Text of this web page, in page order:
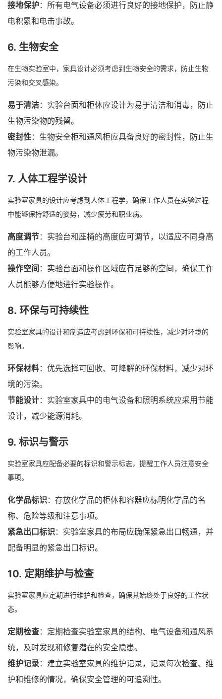
接地保护：所有电气设备必须进行良好的接地保护，防止静
电积累和电击事故。
6. 生物安全
在生物实验室中，家具设计必须考虑到生物安全的需求，防止生物
污染和交叉感染。
易于清洁：实验台面和柜体应设计为易于清洁和消毒，防止
生物污染物的残留。
密封性：生物安全柜和通风柜应具备良好的密封性，防止生
物污染物泄漏。
7. 人体工程学设计
实验室家具的设计应考虑到人体工程学，确保工作人员在实验过程
中能够保持舒适的姿势，减少疲劳和职业病。
高度调节：实验台和座椅的高度应可调节，以适应不同身高
的工作人员。
操作空间 ：实验台面和操作区域应有足够的空间，确保工作
人员能够方便地进行实验操作。
8. 环保与可持续性
实验室家具的设计和制造应考虑到环保和可持续性，减少对环境的
影响。
环保材料：优先选择可回收、可降解的环保材料，减少对环
境的污染。
节能设计：实验室家具中的电气设备和照明系统应采用节能
设计，减少能源消耗。
9. 标识与警示
实验室家具应配备必要的标识和警示标志，提醒工作人员注意安全
事项。
化学品标识 ：存放化学品的柜体和容器应标明化学品的名
称、危险等级和注意事项。
紧急出口标识 ：实验室家具的布局应确保紧急出口畅通，并
配备明显的紧急出口标识。
10. 定期维护与检查
实验室家具应定期进行维护和检查，确保其始终处于良好的工作状
态。
定期检查：定期检查实验室家具的结构、电气设备和通风系
统，及时发现和修复潜在的安全隐患。
维护记录：建立实验室家具的维护记录，记录每次检查、维
护和维修的情况，确保安全管理的可追溯性。